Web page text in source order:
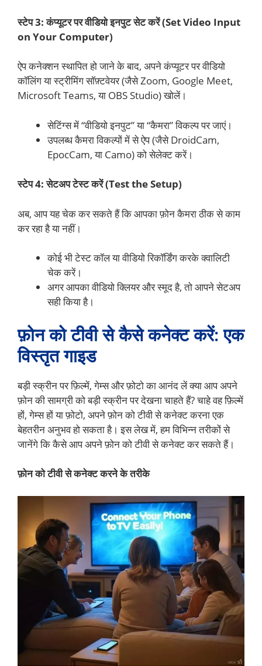
स्टेप 3: कंप्यूटर पर वीडियो इनपुट सेट करें (Set Video Input
on Your Computer)
ऐप कनेक्शन स्थापित हो जाने के बाद, अपने कंप्यूटर पर वीडियो
कॉलिंग या स्ट्रीमिंग सॉफ़्टवेयर (जैसे Zoom, Google Meet,
Microsoft Teams, या OBS Studio) खोलें।
सेटिंग्स में “वीडियो इनपुट” या “कैमरा” विकल्प पर जाएं।
उपलब्ध कैमरा विकल्पों में से ऐप (जैसे DroidCam,
EpocCam, या Camo) को सेलेक्ट करें।
स्टेप 4: सेटअप टेस्ट करें (Test the Setup)
अब, आप यह चेक कर सकते हैं कि आपका फ़ोन कैमरा ठीक से काम
कर रहा है या नहीं।
कोई भी टेस्ट कॉल या वीडियो रिकॉर्डिंग करके क्वालिटी
चेक करें।
अगर आपका वीडियो क्लियर और स्मूद है, तो आपने सेटअप
सही किया है।
फ़ोन को टीवी से कैसे कनेक्ट करें: एक
विस्तृत गाइड
बड़ी स्क्रीन पर फ़िल्में, गेम्स और फ़ोटो का आनंद लें क्या आप अपने
फ़ोन की सामग्री को बड़ी स्क्रीन पर देखना चाहते हैं? चाहे वह फ़िल्में
हों, गेम्स हों या फ़ोटो, अपने फ़ोन को टीवी से कनेक्ट करना एक
बेहतरीन अनुभव हो सकता है। इस लेख में, हम विभिन्न तरीकों से
जानेंगे कि कैसे आप अपने फ़ोन को टीवी से कनेक्ट कर सकते हैं।
फ़ोन को टीवी से कनेक्ट करने के तरीके